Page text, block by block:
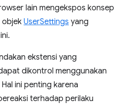
lain mengekspos konsep
objek UserSettings yang
ekstensi yang
dikontrol menggunakan
ini penting karena
terhadap perilaku